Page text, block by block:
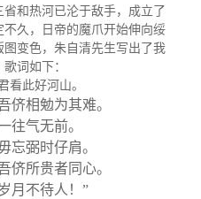
和热河已沦于敌手，成立了
久，日帝的魔爪开始伸向绥
变色，朱自清先生写出了我
词如下：
看此好河山。
侪相勉为其难。
往气无前。
忘弼时仔肩。
侪所贵者同心。
月不待人！”